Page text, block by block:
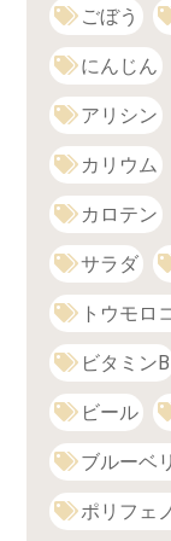
ごぼう
にんじん
アリシン
カリウム
カロテン
サラダ
トウモロ
ビタミンB
ビール
ブルーベ
ポリフェ